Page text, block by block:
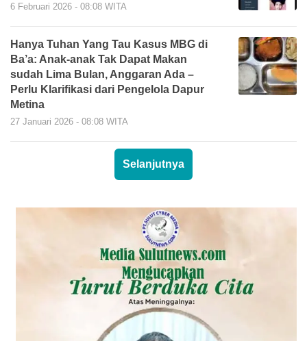
6 Februari 2026 - 08:08 WITA
Hanya Tuhan Yang Tau Kasus MBG di
Ba’a: Anak-anak Tak Dapat Makan
sudah Lima Bulan, Anggaran Ada –
Perlu Klarifikasi dari Pengelola Dapur
Metina
27 Januari 2026 - 08:08 WITA
Selanjutnya